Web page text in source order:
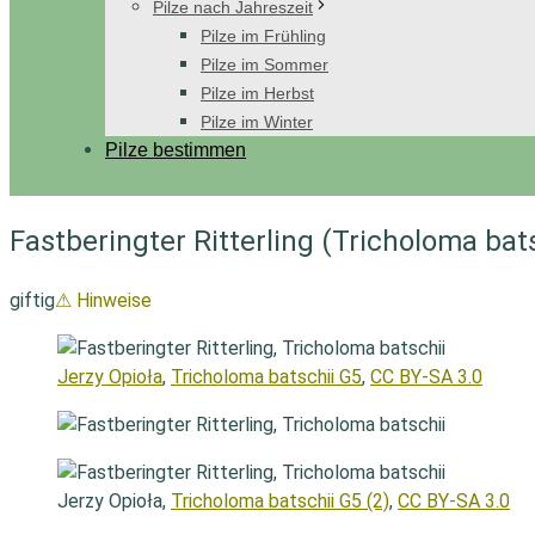
Pilze nach Jahreszeit
Pilze im Frühling
Pilze im Sommer
Pilze im Herbst
Pilze im Winter
Pilze bestimmen
Fastberingter Ritterling (Tricholoma
giftig⚠ Hinweise
Jerzy Opioła, Tricholoma batschii G5, CC BY-SA 3.0
Jerzy Opioła, Tricholoma batschii G5 (2), CC BY-SA 3.0